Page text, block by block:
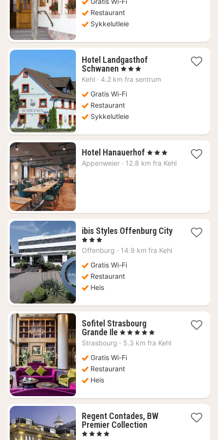
Restaurant
Sykkelutleie
Hotel Landgasthof
Schwanen 1
natt
1136
kr.
, 3 Stjerner
Kehl · 4.2 km fra sentrum
Gratis Wi-Fi
Restaurant
Sykkelutleie
Hotel Hanauerhof 1
natt
, 3 Stjerner
Appenweier · 12.8 km fra Kehl
ibis Styles Offenburg City
1
natt
722
kr.
, 3 Stjerner
Offenburg · 14.9 km fra Kehl
Gratis Wi-Fi
Restaurant
Heis
Sofitel Strasbourg
Grande Ile1
natt
1772
kr.
, 5 Stjerner
Strasbourg · 5.3 km fra Kehl
Gratis Wi-Fi
Restaurant
Heis
Regent Contades, BW
Premier Collection1
, 4 Stjerner